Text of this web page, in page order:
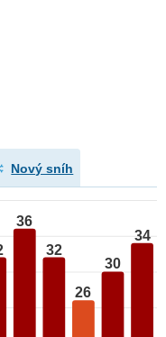
Nový sníh
36
32
26
30
34